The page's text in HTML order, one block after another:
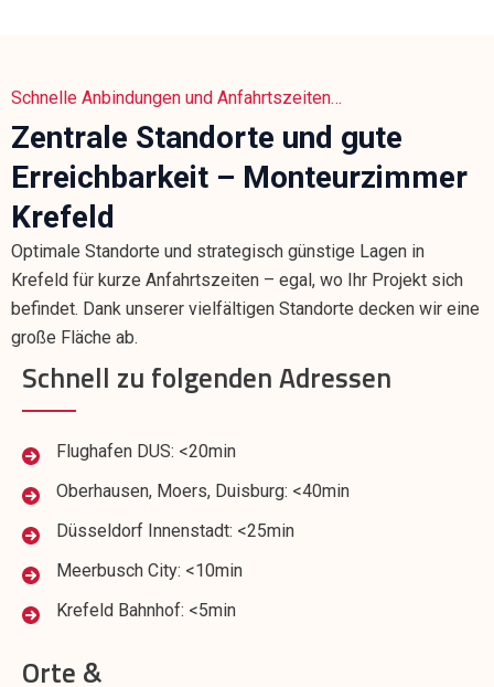
Schnelle Anbindungen und Anfahrtszeiten…
Zentrale Standorte und gute
Erreichbarkeit – Monteurzimmer
Krefeld
Optimale Standorte und strategisch günstige Lagen in
Krefeld für kurze Anfahrtszeiten – egal, wo Ihr Projekt sich
befindet. Dank unserer vielfältigen Standorte decken wir eine
große Fläche ab.
Schnell zu folgenden Adressen
Flughafen DUS: <20min
Oberhausen, Moers, Duisburg: <40min
Düsseldorf Innenstadt: <25min
Meerbusch City: <10min
Krefeld Bahnhof: <5min
Orte &